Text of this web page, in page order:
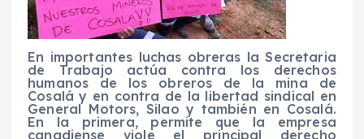
En importantes luchas obreras la Secretaria
de Trabajo actúa contra los derechos
humanos de los obreros de la mina de
Cosalá y en contra de la libertad sindical en
General Motors, Silao y también en Cosalá.
En la primera, permite que la empresa
canadiense viole el principal derecho